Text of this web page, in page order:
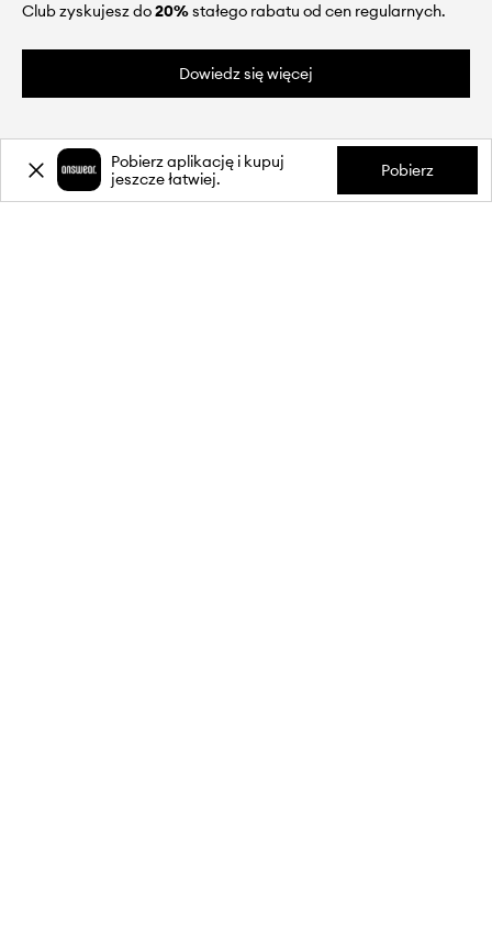
Club zyskujesz do20%stałego rabatu od cen regularnych.
Dowiedz się więcej
Pobierz aplikację i kupuj
jeszcze łatwiej.
Pobierz